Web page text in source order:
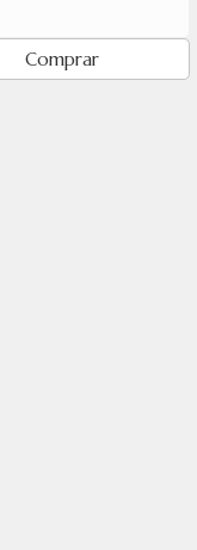
Comprar